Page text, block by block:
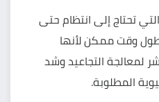
تحتاج إلى انتظام حتى
وقت ممكن لأنها
لمعالجة التجاعيد وشد
المطلوبة.